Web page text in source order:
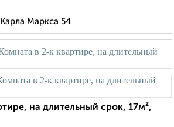
Маркса 54
на длительный срок, 17м²,